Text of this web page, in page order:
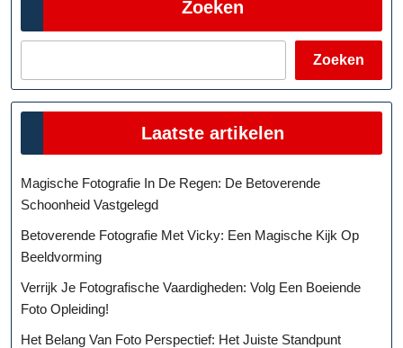
Zoeken
Zoeken
Laatste artikelen
Magische Fotografie In De Regen: De Betoverende
Schoonheid Vastgelegd
Betoverende Fotografie Met Vicky: Een Magische Kijk Op
Beeldvorming
Verrijk Je Fotografische Vaardigheden: Volg Een Boeiende
Foto Opleiding!
Het Belang Van Foto Perspectief: Het Juiste Standpunt